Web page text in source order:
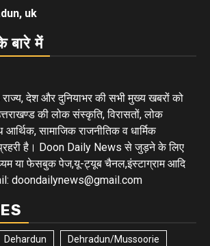
uk
बारे में
देश और दुनियाभर की सभी मुख्य खबरों को
की लोक संस्कृति, विरासतों, लोक
सामाजिक राजनीतिक व धार्मिक
प्रहरी है। Doon Daily News से जुड़ने के लिए
या फेसबुक पेज,यू-ट्यूब चैनल,इंस्टाग्राम आदि
doondailynews@gmail.com
Dehardun Dehradun/Mussoorie